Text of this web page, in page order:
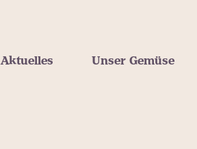
Aktuelles Unser Gemüse